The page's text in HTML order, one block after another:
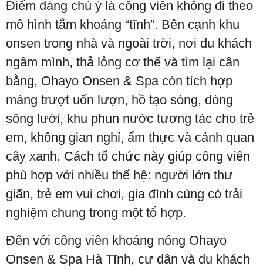
Điểm đáng chú ý là công viên không đi theo
mô hình tắm khoáng “tĩnh”. Bên cạnh khu
onsen trong nhà và ngoài trời, nơi du khách
ngâm mình, thả lỏng cơ thể và tìm lại cân
bằng, Ohayo Onsen & Spa còn tích hợp
máng trượt uốn lượn, hồ tạo sóng, dòng
sông lười, khu phun nước tương tác cho trẻ
em, không gian nghỉ, ẩm thực và cảnh quan
cây xanh. Cách tổ chức này giúp công viên
phù hợp với nhiều thế hệ: người lớn thư
giãn, trẻ em vui chơi, gia đình cùng có trải
nghiệm chung trong một tổ hợp.
Đến với công viên khoáng nóng Ohayo
Onsen & Spa Hà Tĩnh, cư dân và du khách